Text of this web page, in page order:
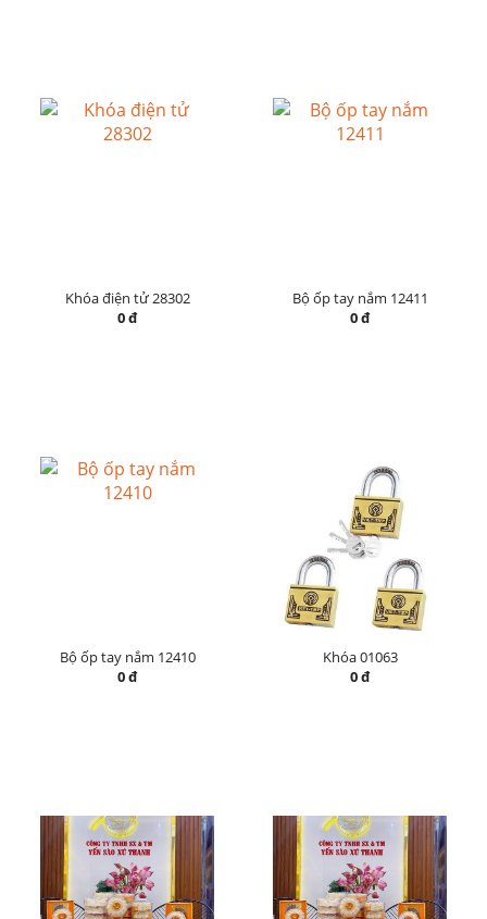
Khóa điện tử 28302
0 đ
Bộ ốp tay nắm 12411
0 đ
Bộ ốp tay nắm 12410
0 đ
Khóa 01063
0 đ